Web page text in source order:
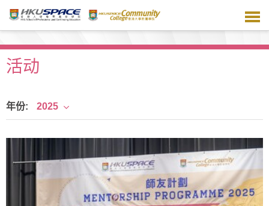
主
容活动
年份: 2025